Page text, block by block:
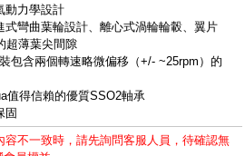
動力學設計
式彎曲葉輪設計、離心式渦輪輪轂、翼片
超薄葉尖間隙
包含兩個轉速略微偏移（+/- ~25rpm）的
值得信賴的優質SSO2軸承
固
不一致時，請先詢問客服人員，待確認無